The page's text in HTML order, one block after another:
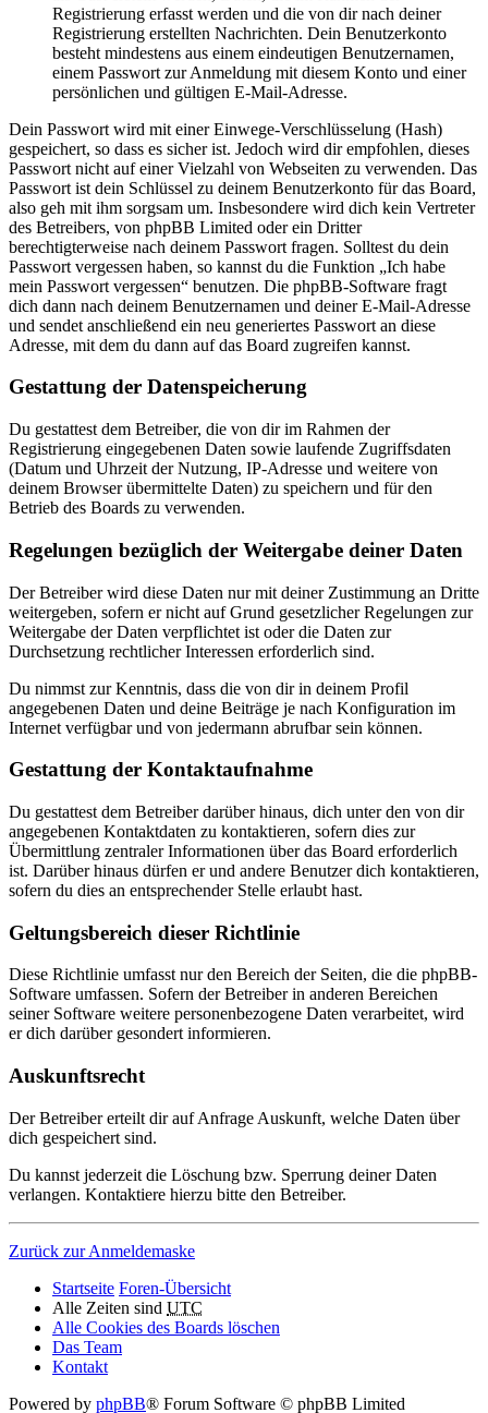
Registrierung erfasst werden und die von dir nach deiner
Registrierung erstellten Nachrichten. Dein Benutzerkonto
besteht mindestens aus einem eindeutigen Benutzernamen,
einem Passwort zur Anmeldung mit diesem Konto und einer
persönlichen und gültigen E-Mail-Adresse.
Dein Passwort wird mit einer Einwege-Verschlüsselung (Hash)
gespeichert, so dass es sicher ist. Jedoch wird dir empfohlen, dieses
Passwort nicht auf einer Vielzahl von Webseiten zu verwenden. Das
Passwort ist dein Schlüssel zu deinem Benutzerkonto für das Board,
also geh mit ihm sorgsam um. Insbesondere wird dich kein Vertreter
des Betreibers, von phpBB Limited oder ein Dritter
berechtigterweise nach deinem Passwort fragen. Solltest du dein
Passwort vergessen haben, so kannst du die Funktion „Ich habe
mein Passwort vergessen“ benutzen. Die phpBB-Software fragt
dich dann nach deinem Benutzernamen und deiner E-Mail-Adresse
und sendet anschließend ein neu generiertes Passwort an diese
Adresse, mit dem du dann auf das Board zugreifen kannst.
Gestattung der Datenspeicherung
Du gestattest dem Betreiber, die von dir im Rahmen der
Registrierung eingegebenen Daten sowie laufende Zugriffsdaten
(Datum und Uhrzeit der Nutzung, IP-Adresse und weitere von
deinem Browser übermittelte Daten) zu speichern und für den
Betrieb des Boards zu verwenden.
Regelungen bezüglich der Weitergabe deiner Daten
Der Betreiber wird diese Daten nur mit deiner Zustimmung an Dritte
weitergeben, sofern er nicht auf Grund gesetzlicher Regelungen zur
Weitergabe der Daten verpflichtet ist oder die Daten zur
Durchsetzung rechtlicher Interessen erforderlich sind.
Du nimmst zur Kenntnis, dass die von dir in deinem Profil
angegebenen Daten und deine Beiträge je nach Konfiguration im
Internet verfügbar und von jedermann abrufbar sein können.
Gestattung der Kontaktaufnahme
Du gestattest dem Betreiber darüber hinaus, dich unter den von dir
angegebenen Kontaktdaten zu kontaktieren, sofern dies zur
Übermittlung zentraler Informationen über das Board erforderlich
ist. Darüber hinaus dürfen er und andere Benutzer dich kontaktieren,
sofern du dies an entsprechender Stelle erlaubt hast.
Geltungsbereich dieser Richtlinie
Diese Richtlinie umfasst nur den Bereich der Seiten, die die phpBB-
Software umfassen. Sofern der Betreiber in anderen Bereichen
seiner Software weitere personenbezogene Daten verarbeitet, wird
er dich darüber gesondert informieren.
Auskunftsrecht
Der Betreiber erteilt dir auf Anfrage Auskunft, welche Daten über
dich gespeichert sind.
Du kannst jederzeit die Löschung bzw. Sperrung deiner Daten
verlangen. Kontaktiere hierzu bitte den Betreiber.
Zurück zur Anmeldemaske
Startseite Foren-Übersicht
Alle Zeiten sind UTC
Alle Cookies des Boards löschen
Das Team
Kontakt
Powered by phpBB® Forum Software © phpBB Limited